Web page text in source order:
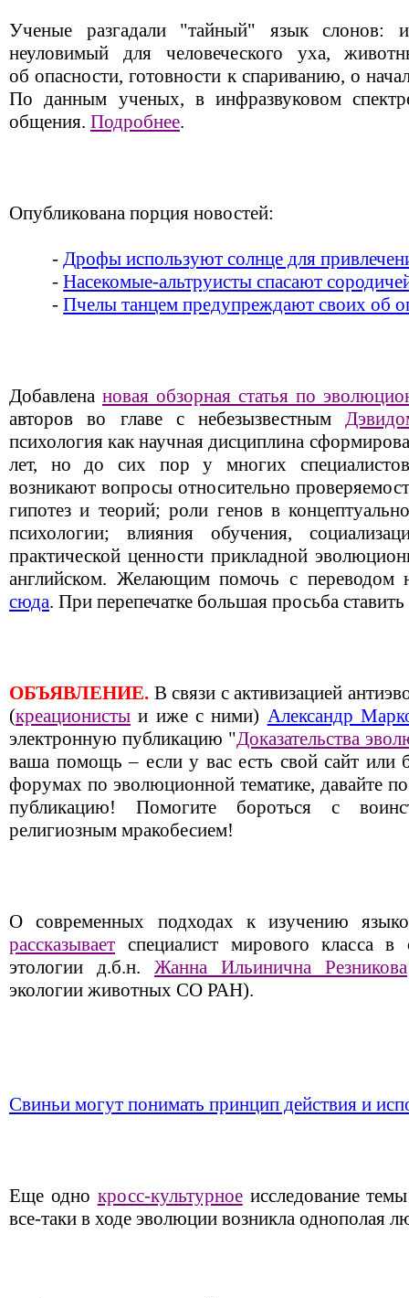
Ученые разгадали "тайный" язык слонов:
неуловимый для человеческого уха,
об опасности, готовности к спариванию, о
По данным ученых, в инфразвуковом
общения. Подробнее.
Опубликована порция новостей:
-Дрофы используют солнце для
-Насекомые-альтруисты спасают
-Пчелы танцем предупреждают своих об
Добавлена новая обзорная статья по
авторов во главе с небезызвестным
психология как научная дисциплина
лет, но до сих пор у многих специалистов
возникают вопросы относительно
гипотез и теорий; роли генов в
психологии; влияния обучения,
практической ценности прикладной
английском. Желающим помочь с переводом
сюда. При перепечатке большая просьба
ОБЪЯВЛЕНИЕ. В связи с активизацией
(креационисты и иже с ними) Александр
электронную публикацию "Доказательства
ваша помощь – если у вас есть свой сайт или
форумах по эволюционной тематике, давайте
публикацию! Помогите бороться с
религиозным мракобесием!
О современных подходах к изучению
рассказывает специалист мирового класса в
этологии д.б.н. Жанна Ильинична Резникова
экологии животных СО РАН).
Свиньи могут понимать принцип действия и
Еще одно кросс-культурноеисследование
все-таки в ходе эволюции возникла однополая